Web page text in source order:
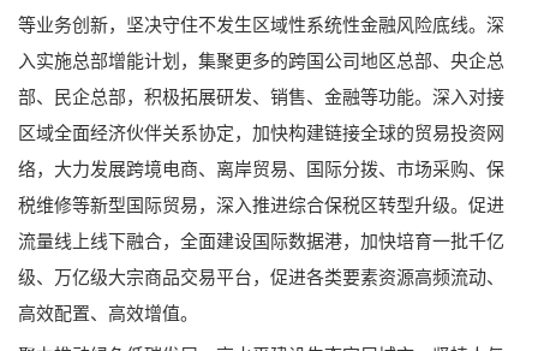
等业务创新，坚决守住不发生区域性系统性金融风险底线。深
入实施总部增能计划，集聚更多的跨国公司地区总部、央企总
部、民企总部，积极拓展研发、销售、金融等功能。深入对接
区域全面经济伙伴关系协定，加快构建链接全球的贸易投资网
络，大力发展跨境电商、离岸贸易、国际分拨、市场采购、保
税维修等新型国际贸易，深入推进综合保税区转型升级。促进
流量线上线下融合，全面建设国际数据港，加快培育一批千亿
级、万亿级大宗商品交易平台，促进各类要素资源高频流动、
高效配置、高效增值。